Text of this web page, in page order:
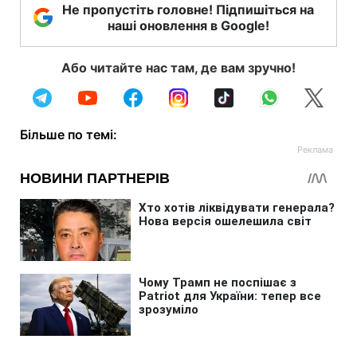
Не пропустіть головне! Підпишіться на
наші оновлення в Google!
Або читайте нас там, де вам зручно!
Більше по темі: